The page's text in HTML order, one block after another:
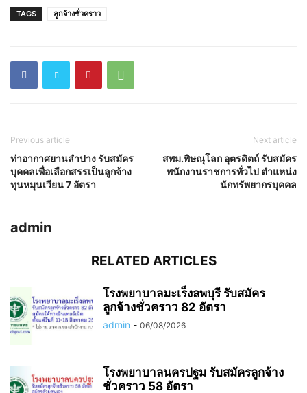
TAGS ลูกจ้างชั่วคราว
Previous article
ท่าอากาศยานลำปาง รับสมัคร
บุคคลเพื่อเลือกสรรเป็นลูกจ้าง
ทุนหมุนเวียน 7 อัตรา
Next article
สพม.พิษณุโลก อุตรดิตถ์ รับสมัคร
พนักงานราชการทั่วไป ตำแหน่ง
นักทรัพยากรบุคคล
admin
RELATED ARTICLES
โรงพยาบาลมะเร็งลพบุรี รับสมัคร
ลูกจ้างชั่วคราว 82 อัตรา
admin - 06/08/2026
โรงพยาบาลนครปฐม รับสมัครลูกจ้าง
ชั่วคราว 58 อัตรา